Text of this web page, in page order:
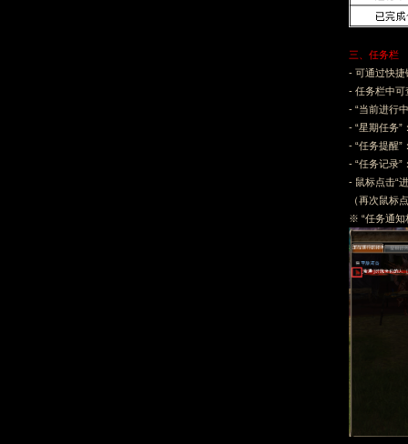
三、任务栏
- 可通过快捷
- 任务栏中可
- “当前进行
- “星期任务”
- “任务提醒”
- “任务记录”
- 鼠标点击“
（再次鼠标
※ “任务通知